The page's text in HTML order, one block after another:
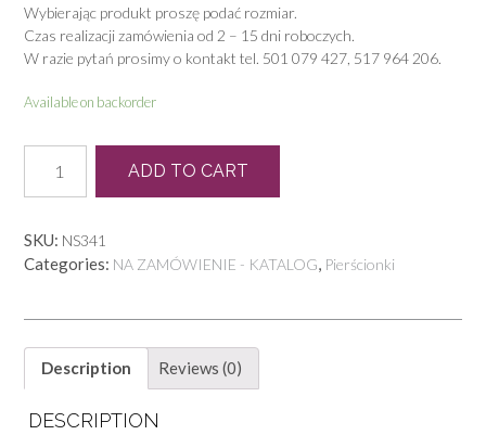
Wybierając produkt proszę podać rozmiar.
Czas realizacji zamówienia od 2 – 15 dni roboczych.
W razie pytań prosimy o kontakt tel. 501 079 427, 517 964 206.
Available on backorder
0067
quantity
ADD TO CART
SKU: NS341
Categories: NA ZAMÓWIENIE - KATALOG, Pierścionki
Description Reviews (0)
DESCRIPTION